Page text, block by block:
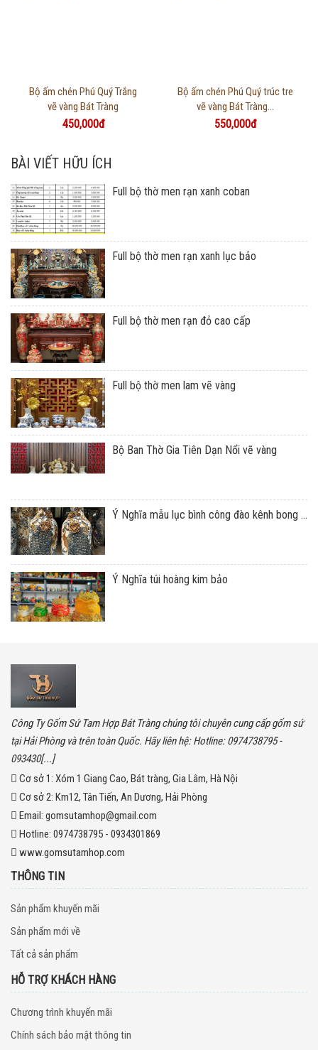
Thông tin chi tiết
Bộ ấm chén Phú Quý Trắng
vẽ vàng Bát Tràng
450,000đ
Thông tin chi tiết
Bộ ấm chén Phú Quý trúc tre
vẽ vàng Bát Tràng...
550,000đ
BÀI VIẾT HỮU ÍCH
Full bộ thờ men rạn xanh coban
Full bộ thờ men rạn xanh lục bảo
Full bộ thờ men rạn đỏ cao cấp
Full bộ thờ men lam vẽ vàng
Bộ Ban Thờ Gia Tiên Dạn Nổi vẽ vàng
Ý Nghĩa mẫu lục bình công đào kênh bong ...
Ý Nghĩa túi hoàng kim bảo
Công Ty Gốm Sứ Tam Hợp Bát Tràng chúng tôi chuyên cung cấp gốm sứ
tại Hải Phòng và trên toàn Quốc. Hãy liên hệ: Hotline: 0974738795 -
093430[...]
Cơ sở 1: Xóm 1 Giang Cao, Bát tràng, Gia Lâm, Hà Nội
Cơ sở 2: Km12, Tân Tiến, An Dương, Hải Phòng
Email: gomsutamhop@gmail.com
Hotline: 0974738795 - 0934301869
www.gomsutamhop.com
THÔNG TIN
Sản phẩm khuyến mãi
Sản phẩm mới về
Tất cả sản phẩm
HỖ TRỢ KHÁCH HÀNG
Chương trình khuyến mãi
Chính sách bảo mật thông tin